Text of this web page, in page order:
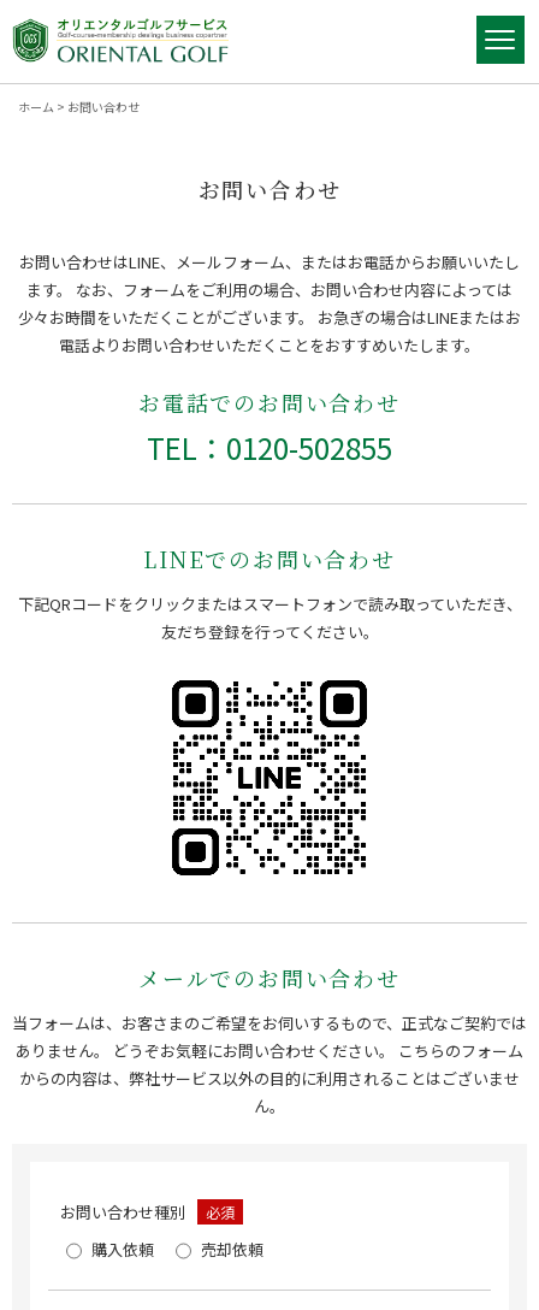
ホーム > お問い合わせ
お問い合わせ
お問い合わせはLINE、メールフォーム、またはお電話からお願いいたし
ます。
なお、フォームをご利用の場合、お問い合わせ内容によっては
少々お時間をいただくことがございます。
お急ぎの場合はLINEまたはお
電話よりお問い合わせいただくことをおすすめいたします。
お電話でのお問い合わせ
TEL：0120-502855
LINEでのお問い合わせ
下記QRコードをクリックまたはスマートフォンで読み取っていただき、
友だち登録を行ってください。
メールでのお問い合わせ
当フォームは、お客さまのご希望をお伺いするもので、正式なご契約では
ありません。 どうぞお気軽にお問い合わせください。
こちらのフォーム
からの内容は、弊社サービス以外の目的に利用されることはございませ
ん。
お問い合わせ種別 必須
購入依頼 売却依頼